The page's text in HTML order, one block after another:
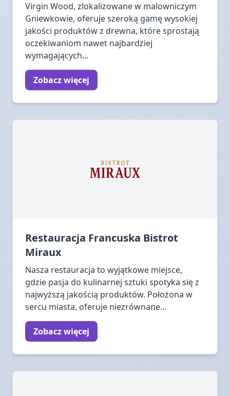
Virgin Wood, zlokalizowane w malowniczym
Gniewkowie, oferuje szeroką gamę wysokiej
jakości produktów z drewna, które sprostają
oczekiwaniom nawet najbardziej
wymagających...
Zobacz więcej
Restauracja Francuska Bistrot
Miraux
Nasza restauracja to wyjątkowe miejsce,
gdzie pasja do kulinarnej sztuki spotyka się z
najwyższą jakością produktów. Położona w
sercu miasta, oferuje niezrównane...
Zobacz więcej